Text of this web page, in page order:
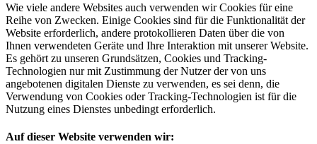
Wie viele andere Websites auch verwenden wir Cookies für eine
Reihe von Zwecken. Einige Cookies sind für die Funktionalität der
Website erforderlich, andere protokollieren Daten über die von
Ihnen verwendeten Geräte und Ihre Interaktion mit unserer Website.
Es gehört zu unseren Grundsätzen, Cookies und Tracking-
Technologien nur mit Zustimmung der Nutzer der von uns
angebotenen digitalen Dienste zu verwenden, es sei denn, die
Verwendung von Cookies oder Tracking-Technologien ist für die
Nutzung eines Dienstes unbedingt erforderlich.
Auf dieser Website verwenden wir: